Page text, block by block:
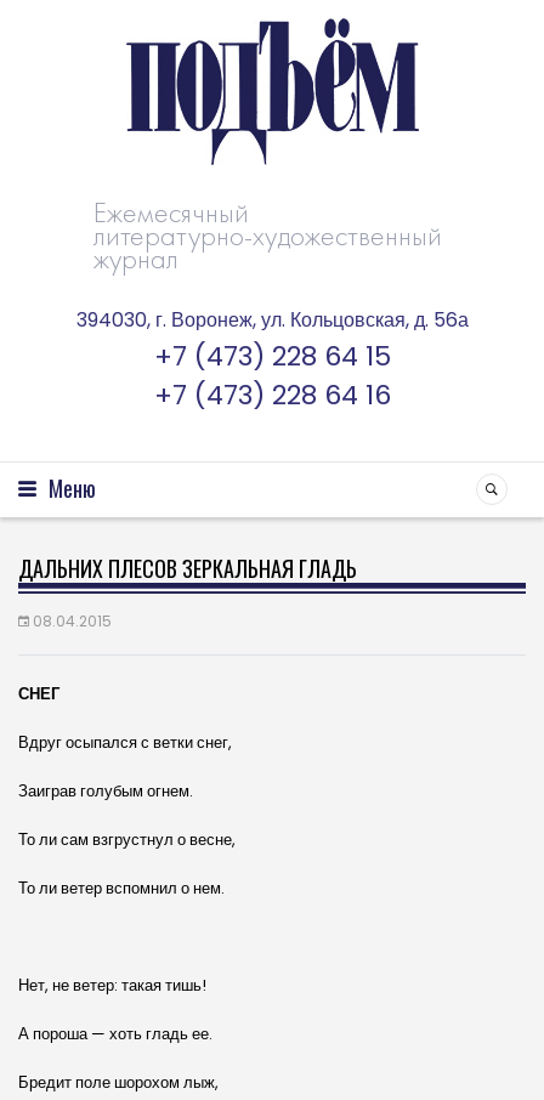
Ежемесячный
литературно-художественный
журнал
394030, г. Воронеж, ул. Кольцовская, д. 56а
+7 (473) 228 64 15
+7 (473) 228 64 16
Меню
ДАЛЬНИХ ПЛЕСОВ ЗЕРКАЛЬНАЯ ГЛАДЬ
08.04.2015
СНЕГ
Вдруг осыпался с ветки снег,
Заиграв голубым огнем.
То ли сам взгрустнул о весне,
То ли ветер вспомнил о нем.
Нет, не ветер: такая тишь!
А пороша — хоть гладь ее.
Бредит поле шорохом лыж,